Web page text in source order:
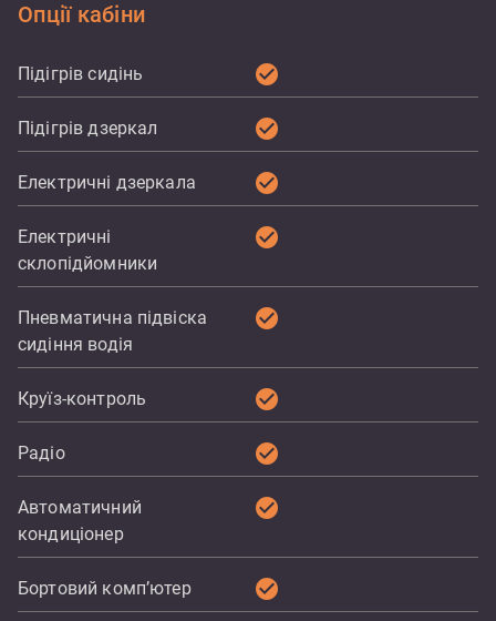
Опції кабіни
Підігрів сидінь check_circle
Підігрів дзеркал check_circle
Електричні дзеркала check_circle
Електричні
склопідйомники
check_circle
Пневматична підвіска
сидіння водія
check_circle
Круїз-контроль check_circle
Радіо check_circle
Автоматичний
кондиціонер
check_circle
Бортовий комп’ютер check_circle